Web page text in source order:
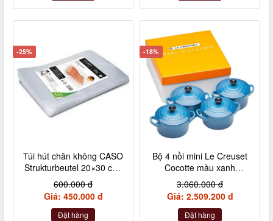
-25%
Túi hút chân không CASO
Strukturbeutel 20×30 cm,
50 Stück – Made in
Germany (không hộp)
600.000 đ
Giá: 450.000 đ
Đặt hàng
-18%
Bộ 4 nồi mini Le Creuset
Cocotte màu xanh
Marseile
3.060.000 đ
Giá: 2.509.200 đ
Đặt hàng